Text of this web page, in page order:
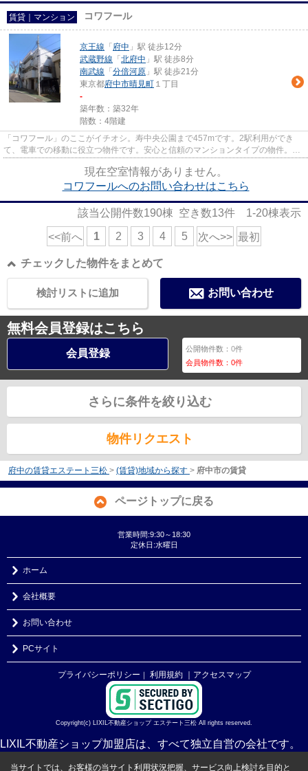
賃貸｜マンション コワフール
京王線 「 府中 」駅 徒歩12分
武蔵野線 「 北府中 」駅 徒歩8分
南武線 「 分倍河原 」駅 徒歩21分
東京都府中市晴見町 １丁目
-
築年数：築32年
階数：4階建
「コワフール」のここがイチオシ。寿中央公園まで457mです。2駅利用ができ
て、電車での移動に役立つ物件です。安心と信頼のマンションタイプの物件。
現在空室情報がありません。
コワフールへのお問い合わせはこちら
該当公開件数190棟 空き数13件 1-20棟表示
<<前へ 1 2 3 4 5 次へ>> 最初
チェックした物件をまとめて
お問い合わせ
検討リストに追加
無料会員登録はこちら
会員登録 公開物件数：0件
会員物件数：0件
さらに条件を絞り込む
物件リクエスト
府中の賃貸エステート三松 > (賃貸)地域から探す > 府中市の賃貸
ページトップに戻る
営業時間:9:30～18:30
定休日:水曜日
ホーム
会社概要
お問い合わせ
PCサイト
プライバシーポリシー ｜ 利用規約 ｜アクセスマップ
Copyright(c) LIXIL不動産ショップ エステート三松 All rights reserved.
LIXIL不動産ショップ加盟店は、すべて独立自営の会社です。
当サイトでは、お客様の当サイト利用状況把握、サービス向上検討を目的と